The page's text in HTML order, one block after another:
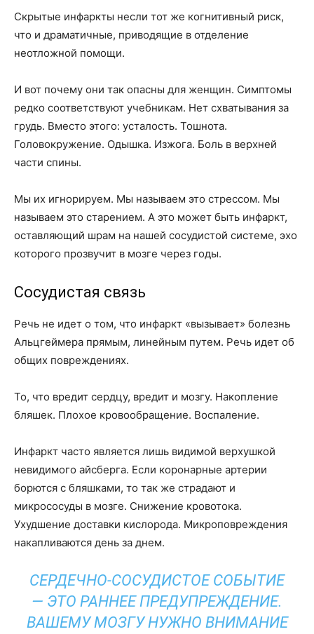
Скрытые инфаркты несли тот же когнитивный риск,
что и драматичные, приводящие в отделение
неотложной помощи.
И вот почему они так опасны для женщин. Симптомы
редко соответствуют учебникам. Нет схватывания за
грудь. Вместо этого: усталость. Тошнота.
Головокружение. Одышка. Изжога. Боль в верхней
части спины.
Мы их игнорируем. Мы называем это стрессом. Мы
называем это старением. А это может быть инфаркт,
оставляющий шрам на нашей сосудистой системе, эхо
которого прозвучит в мозге через годы.
Сосудистая связь
Речь не идет о том, что инфаркт «вызывает» болезнь
Альцгеймера прямым, линейным путем. Речь идет об
общих повреждениях.
То, что вредит сердцу, вредит и мозгу. Накопление
бляшек. Плохое кровообращение. Воспаление.
Инфаркт часто является лишь видимой верхушкой
невидимого айсберга. Если коронарные артерии
борются с бляшками, то так же страдают и
микрососуды в мозге. Снижение кровотока.
Ухудшение доставки кислорода. Микроповреждения
накапливаются день за днем.
СЕРДЕЧНО-СОСУДИСТОЕ СОБЫТИЕ
— ЭТО РАННЕЕ ПРЕДУПРЕЖДЕНИЕ.
ВАШЕМУ МОЗГУ НУЖНО ВНИМАНИЕ